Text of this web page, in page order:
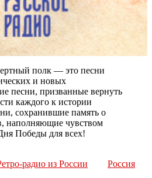
полк — это песни
и новых
песни, призванные вернуть
каждого к истории
сохранившие память о
наполняющие чувством
Победы для всех!
радио из России
Россия